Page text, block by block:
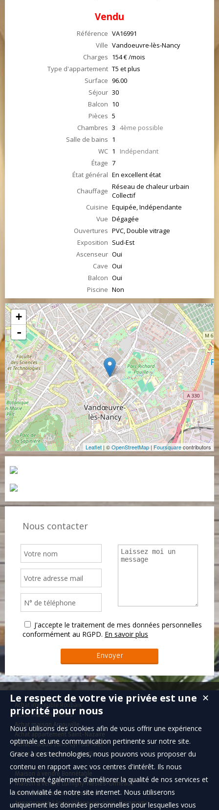
Vendu
Référence VA16991
Ville Vandoeuvre-lès-Nancy
Charges 154 € /mois
Type d'appartement T5 et plus
Surface 96.00
Séjour 30
Balcon 10
Pièces 5
Chambres 3 4ème possible
Salle de bains 1
WC 1 Indépendant
Étage 7
État général En excellent état
Chauffage Réseau de chaleur urbain
Collectif
Cuisine Equipée, Indépendante
Vue Dégagée
Ouvertures PVC, Double vitrage
Exposition Sud-Est
Ascenseur Oui
Cave Oui
Balcon Oui
Piscine Non
+
-
Leaflet | ©OpenStreetMap | Foursquarecontributors
Nous contacter
J'accepte le traitement de mes données personnelles
conformément au RGPD. En savoir plus
Achat immeuble Roubaix
Achat maison Chelles
Achat maison Arnouville
Achat appartement Saint-Nazaire
Achat maison Saint-Cyr-sur-Mer
Achat appartement Montpellier
Maison à vendre Bonnétable
Maison à vendre Lumigny-Nesles-Ormeaux
Immeuble à vendre Carpentras
Appartement à louer Villeneuve-sous-Dammartin
✕
Le respect de votre vie privée est une
priorité pour nous
Nous utilisons des cookies afin de vous offrir une expérience
optimale et une communication pertinente sur notre site.
Grace à ces technologies, nous pouvons vous proposer du
contenu en rapport avec vos centres d'intérêt. Ils nous
permettent également d'améliorer la qualité de nos services et
la convivialité de notre site internet. Nous utiliserons
uniquement les données personnelles pour lesquelles vous